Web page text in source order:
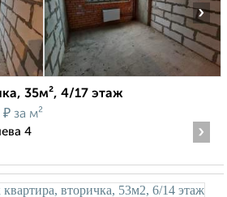
›
35м², 4/17 этаж
₽ за м²
4
›